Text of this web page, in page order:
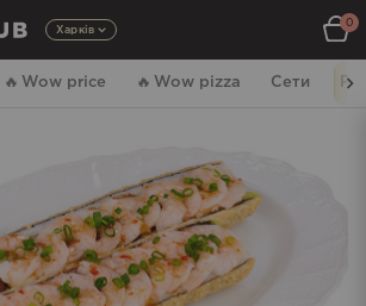
Харків
0
🔥 Wow price 🔥 Wow pizza Сети